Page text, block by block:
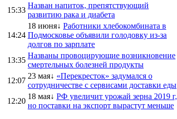
15:33
Назван напиток, препятствующий
развитию рака и диабета
14:24
18 июня↓ Работники хлебокомбината в
Подмосковье объявили голодовку из-за
долгов по зарплате
13:35
Названы провоцирующие возникновение
смертельных болезней продукты
12:07
23 мая↓ «Перекресток» задумался о
сотрудничестве с сервисами доставки еды
12:20
18 мая↓ РФ увеличит урожай зерна 2019 г,
но поставки на экспорт вырастут меньше